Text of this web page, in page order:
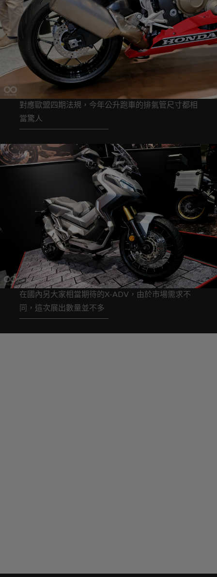
對應歐盟四期法規，今年公升跑車的排氣管尺寸都相
當驚人
在國內另大家相當期待的X-ADV，由於市場需求不
同，這次展出數量並不多